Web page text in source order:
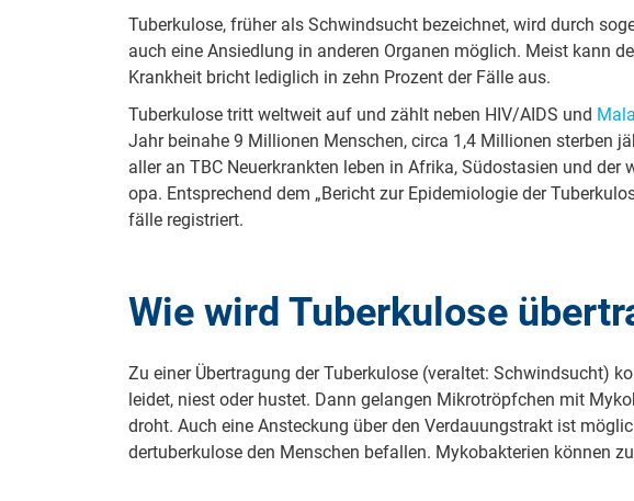
Tu­ber­ku­lo­se, früher als Schwindsucht be­zeich­net, wird durch
auch eine An­sied­lung in an­de­ren Or­ga­nen möglich. Meist kann
Krankheit bricht le­dig­lich in zehn Prozent der Fälle aus.
Tu­ber­ku­lo­se tritt weltweit auf und zählt neben HIV/AIDS und
Jahr bei­na­he 9 Mil­li­o­nen Menschen, circa 1,4 Mil­li­o­nen sterben
aller an TBC Neu­er­krank­ten leben in Afrika, Süd­ost­asi­en und
o­pa. Ent­spre­chend dem „Bericht zur Epi­de­mi­o­lo­gie der
fäl­le re­gis­triert.
Wie wird Tu­ber­ku­lo­se
Zu einer Über­tra­gung der Tu­ber­ku­lo­se (ver­al­tet: Schwindsucht)
leidet, niest oder hustet. Dann ge­lan­gen Mi­kro­tröpf­chen mit
droht. Auch eine An­ste­ckung über den Ver­dau­ungs­trakt ist
der­tu­ber­ku­lo­se den Menschen be­fal­len. My­ko­bak­te­ri­en können